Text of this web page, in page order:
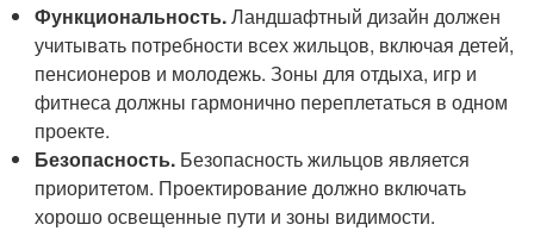
Функциональность.Ландшафтный дизайн должен
учитывать потребности всех жильцов, включая детей,
пенсионеров и молодежь. Зоны для отдыха, игр и
фитнеса должны гармонично переплетаться в одном
проекте.
Безопасность. Безопасность жильцов является
приоритетом. Проектирование должно включать
хорошо освещенные пути и зоны видимости.